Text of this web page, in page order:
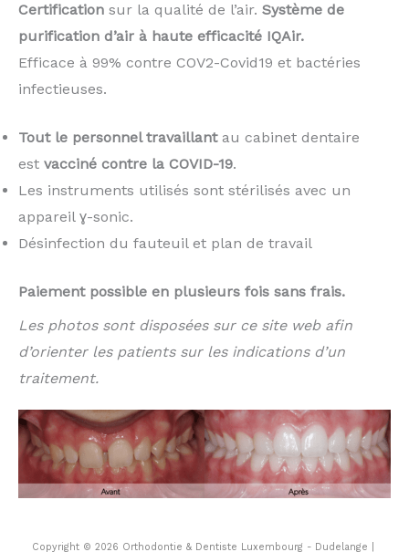
Certification sur la qualité de l’air. Système de
purification d’air à haute efficacité IQAir.
Efficace à 99% contre COV2-Covid19 et bactéries
infectieuses.
Tout le personnel travaillantau cabinet dentaire
est vacciné contre la COVID-19.
Les instruments utilisés sont stérilisés avec un
appareil ɣ-sonic.
Désinfection du fauteuil et plan de travail
Paiement possible en plusieurs fois sans frais.
Les photos sont disposées sur ce site web afin
d’orienter les patients sur les indications d’un
traitement.
Copyright © 2026 Orthodontie & Dentiste Luxembourg - Dudelange |